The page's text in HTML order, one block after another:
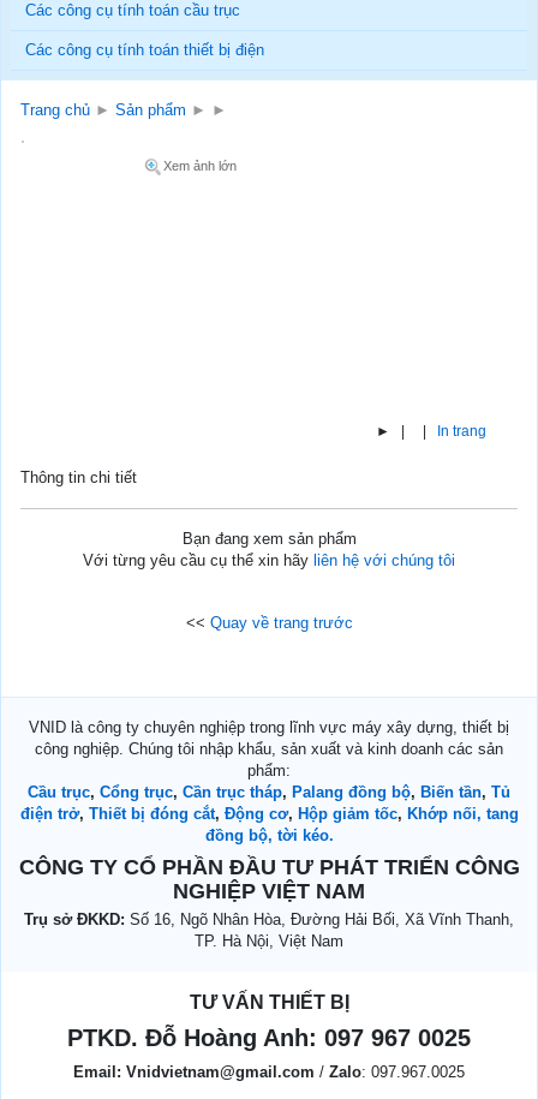
Các công cụ tính toán cầu trục
Các công cụ tính toán thiết bị điện
Trang chủ ► Sản phẩm ► ►
Xem ảnh lớn
► | | In trang
Thông tin chi tiết
Bạn đang xem sản phẩm
Với từng yêu cầu cụ thể xin hãy liên hệ với chúng tôi
<< Quay về trang trước
VNID là công ty chuyên nghiệp trong lĩnh vực máy xây dựng, thiết bị
công nghiệp. Chúng tôi nhập khẩu, sản xuất và kinh doanh các sản
phẩm:
Cầu trục, Cổng trục, Cần trục tháp, Palang đồng bộ, Biến tần, Tủ
điện trở, Thiết bị đóng cắt, Động cơ, Hộp giảm tốc, Khớp nối, tang
đồng bộ, tời kéo.
CÔNG TY CỔ PHẦN ĐẦU TƯ PHÁT TRIỂN CÔNG
NGHIỆP VIỆT NAM
Trụ sở ĐKKD: Số 16, Ngõ Nhân Hòa, Đường Hải Bối, Xã Vĩnh Thanh,
TP. Hà Nội, Việt Nam
TƯ VẤN THIẾT BỊ
PTKD. Đỗ Hoàng Anh: 097 967 0025
Email: Vnidvietnam@gmail.com / Zalo: 097.967.0025